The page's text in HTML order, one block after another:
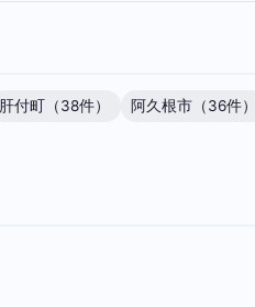
肝付町（38件） 阿久根市（36件）